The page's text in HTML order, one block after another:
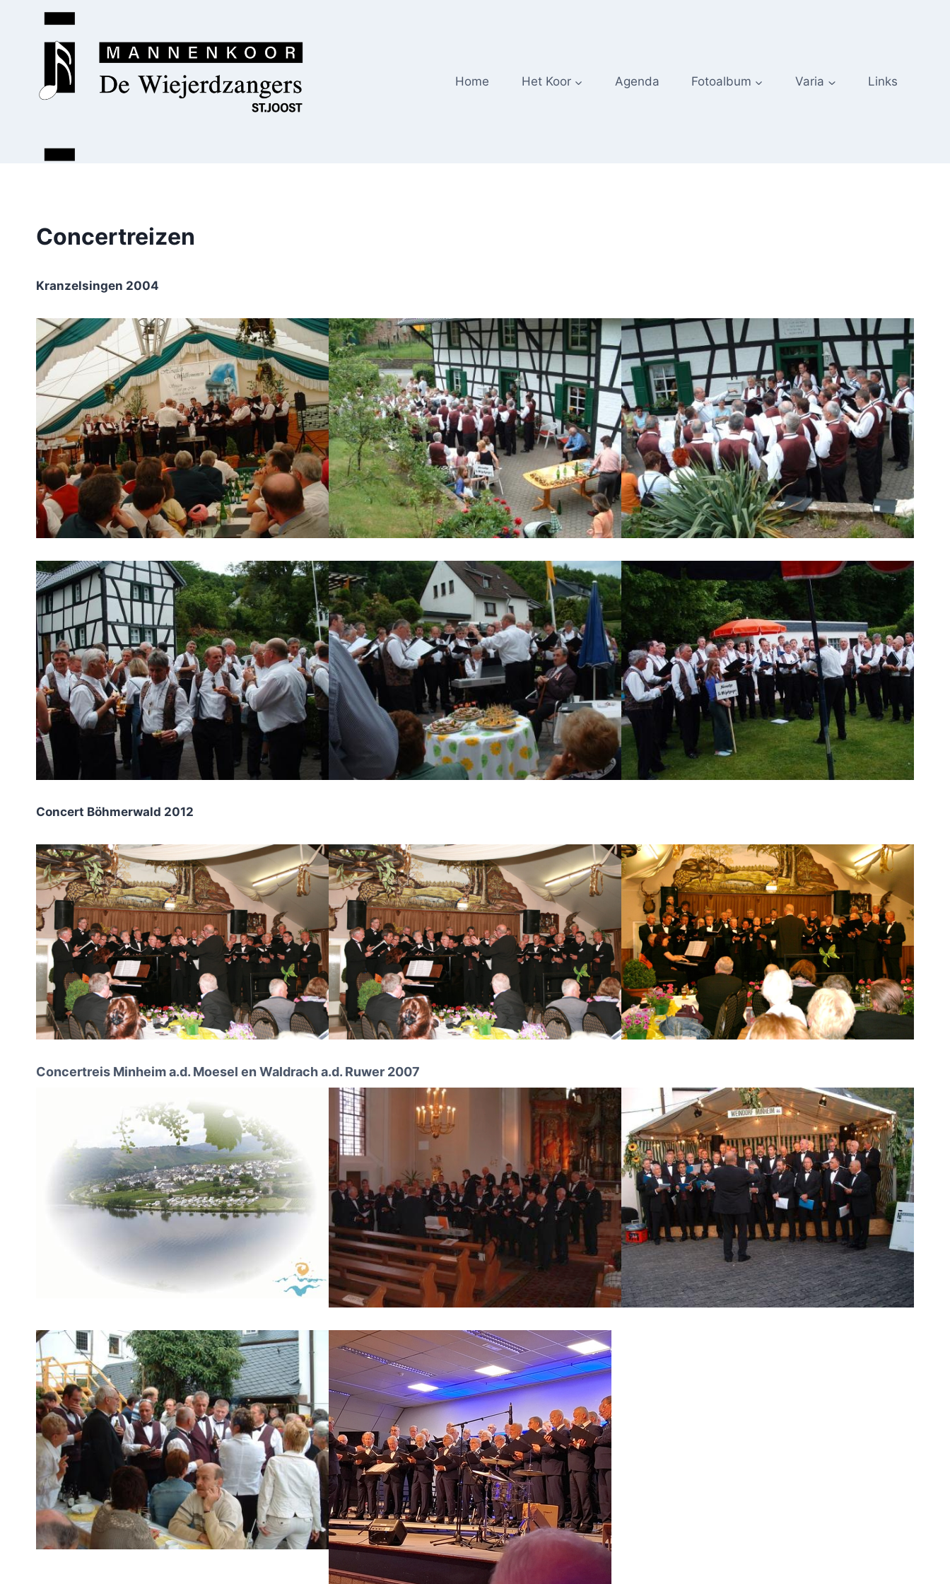
Doorgaan
Home Het Koor Agenda Fotoalbum Varia Links
Concertreizen
Kranzelsingen 2004
Concert Böhmerwald 2012
Concertreis Minheim a.d. Moesel en Waldrach a.d. Ruwer 2007